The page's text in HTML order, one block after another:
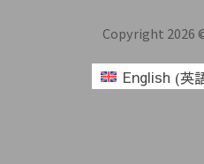
Copyright 2026
English (英